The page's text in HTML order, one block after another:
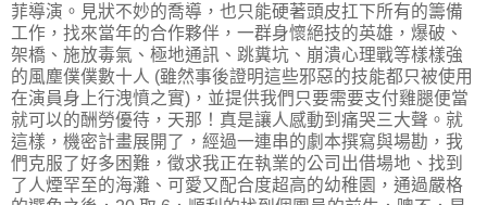
菲導演。見狀不妙的喬導，也只能硬著頭皮扛下所有的籌備
工作，找來當年的合作夥伴，一群身懷絕技的英雄，爆破、
架橋、施放毒氣、極地通訊、跳糞坑、崩潰心理戰等樣樣強
的風塵僕僕數十人 (雖然事後證明這些邪惡的技能都只被使用
在演員身上行洩憤之實)，並提供我們只要需要支付雞腿便當
就可以的酬勞優待，天那！真是讓人感動到痛哭三大聲。就
這樣，機密計畫展開了，經過一連串的劇本撰寫與場勘，我
們克服了好多困難，徵求我正在執業的公司出借場地、找到
了人煙罕至的海灘、可愛又配合度超高的幼稚園，通過嚴格